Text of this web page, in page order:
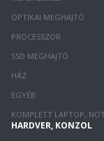
OPTIKAI MEGHAJTÓ
PROCESSZOR
SSD MEGHAJTÓ
HÁZ
EGYÉB
KOMPLETT LAPTOP,
HARDVER, KONZOL